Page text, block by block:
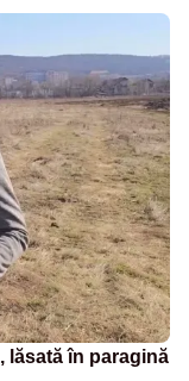
lăsată în paragină